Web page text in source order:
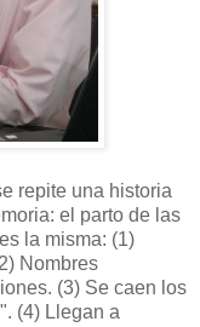
repite una historia
el parto de las
la misma: (1)
Nombres
(3) Se caen los
(4) Llegan a